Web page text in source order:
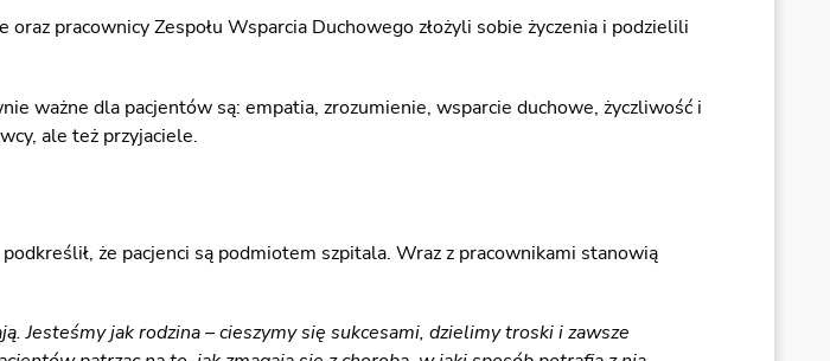
pracownicy Zespołu Wsparcia Duchowego złożyli sobie życzenia i podzielili
ważne dla pacjentów są: empatia, zrozumienie, wsparcie duchowe, życzliwość i
ale też przyjaciele.
że pacjenci są podmiotem szpitala. Wraz z pracownikami stanowią
Jesteśmy jak rodzina – cieszymy się sukcesami, dzielimy troski i zawsze